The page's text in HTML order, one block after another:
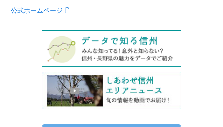
公式ホームページ